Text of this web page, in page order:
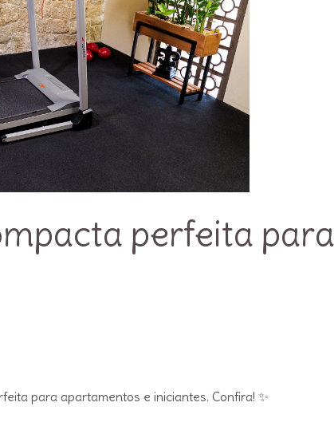
perfeita para
para apartamentos e iniciantes. Confira! ✨